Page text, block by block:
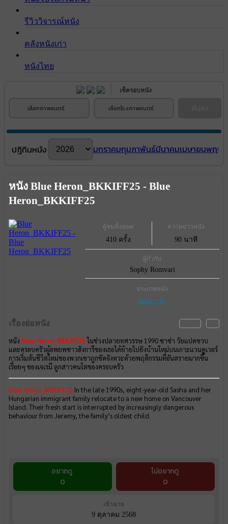
รีวิววิจารณ์หนัง
คลังหนังเก่า
หนังไทย
เช็ครอบหนัง
เลือกภาพยนตร์ เลือกโรงภาพยนตร์
ปฎิทินหนัง มกราคมกุมภาพันธ์มีนาคมเมษายนพฤษ
ผู้ชมทั้งหมด
410 ครั้ง
ความยาวหนัง
90 นาที
ผู้กำกับ
Sophy Romvari
ประเภทหนัง
หนังดราม่า
หนัง Blue Heron_BKKIFF25 - Blue
Heron_BKKIFF25
เรื่องย่อหนัง
หนัง Blue Heron_BKKIFF25ในช่วงปลายทศวรรษ 1990 ซาช่า วัยแปดขวบ
และครอบครัวผู้อพยพชาวฮังการีของเธอได้ย้ายไปยังบ้านใหม่บนเกาะแวนคูเวอร์
การเริ่มต้นชีวิตใหม่ของพวกเขาถูกขัดจังหวะด้วยพฤติกรรมที่อันตรายมากขึ้น
เรื่อยๆ ของเจเรมี ลูกสาวคนโตของครอบครัว
Blue Heron_BKKIFF25 In the late 1990s, eight-year-old Sasha and her
Hungarian immigrant family relocate to a new home on Vancouver
Island. Their fresh start is interrupted by increasingly dangerous
behaviour from Jeremy, the family’s oldest child.
อยากดู
0
ไม่อยากดู
0
เข้าฉาย
9 ตุลาคม 2568